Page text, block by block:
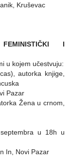
Kruševac
I
u kojem učestvuju:
autorka knjige,
Pazar
Žena u crnom,
u 18h u
In, Novi Pazar